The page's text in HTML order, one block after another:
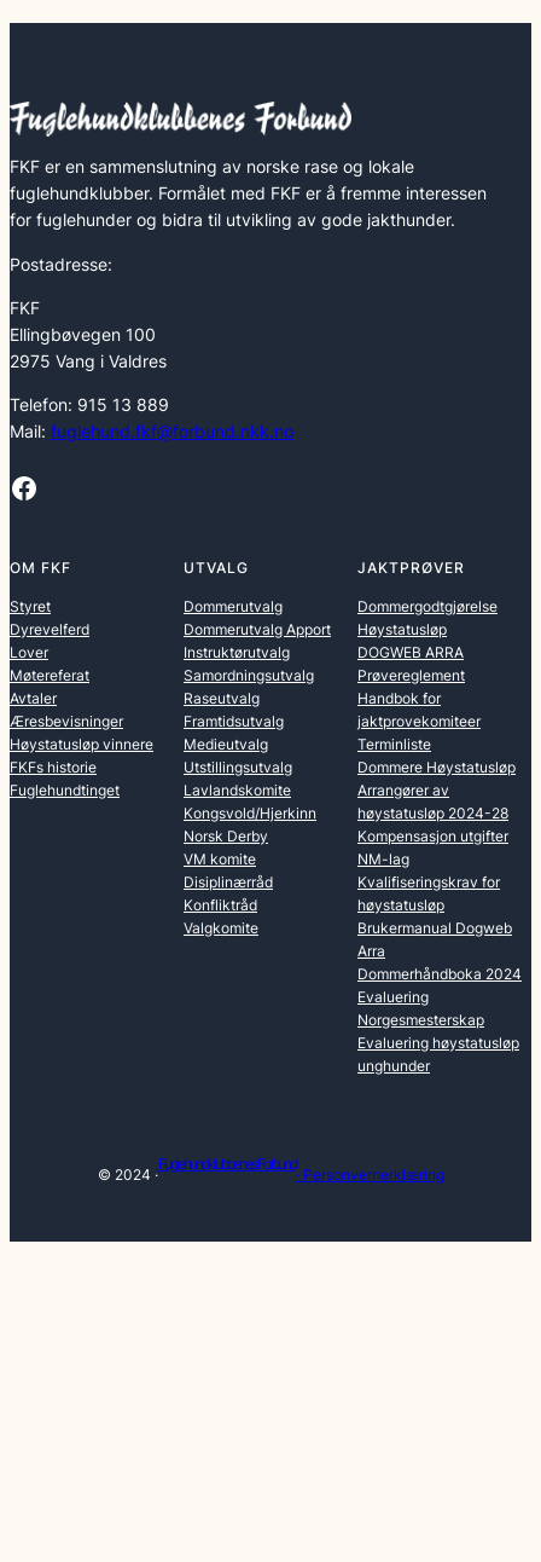
FKF er en sammenslutning av norske rase og lokale
fuglehundklubber. Formålet med FKF er å fremme interessen
for fuglehunder og bidra til utvikling av gode jakthunder.
Postadresse:
FKF
Ellingbøvegen 100
2975 Vang i Valdres
Telefon: 915 13 889
Mail: fuglehund.fkf@forbund.nkk.no
Facebook
OM FKF
Styret
Dyrevelferd
Lover
Møtereferat
Avtaler
Æresbevisninger
Høystatusløp vinnere
FKFs historie
Fuglehundtinget
UTVALG
Dommerutvalg
Dommerutvalg Apport
Instruktørutvalg
Samordningsutvalg
Raseutvalg
Framtidsutvalg
Medieutvalg
Utstillingsutvalg
Lavlandskomite
Kongsvold/Hjerkinn
Norsk Derby
VM komite
Disiplinærråd
Konfliktråd
Valgkomite
JAKTPRØVER
Dommergodtgjørelse
Høystatusløp
DOGWEB ARRA
Prøvereglement
Handbok for
jaktprovekomiteer
Terminliste
Dommere Høystatusløp
Arrangører av
høystatusløp 2024-28
Kompensasjon utgifter
NM-lag
Kvalifiseringskrav for
høystatusløp
Brukermanual Dogweb
Arra
Dommerhåndboka 2024
Evaluering
Norgesmesterskap
Evaluering høystatusløp
unghunder
© 2024 ·
Fuglehundklubbenes Forbund
· Personvernerklæring